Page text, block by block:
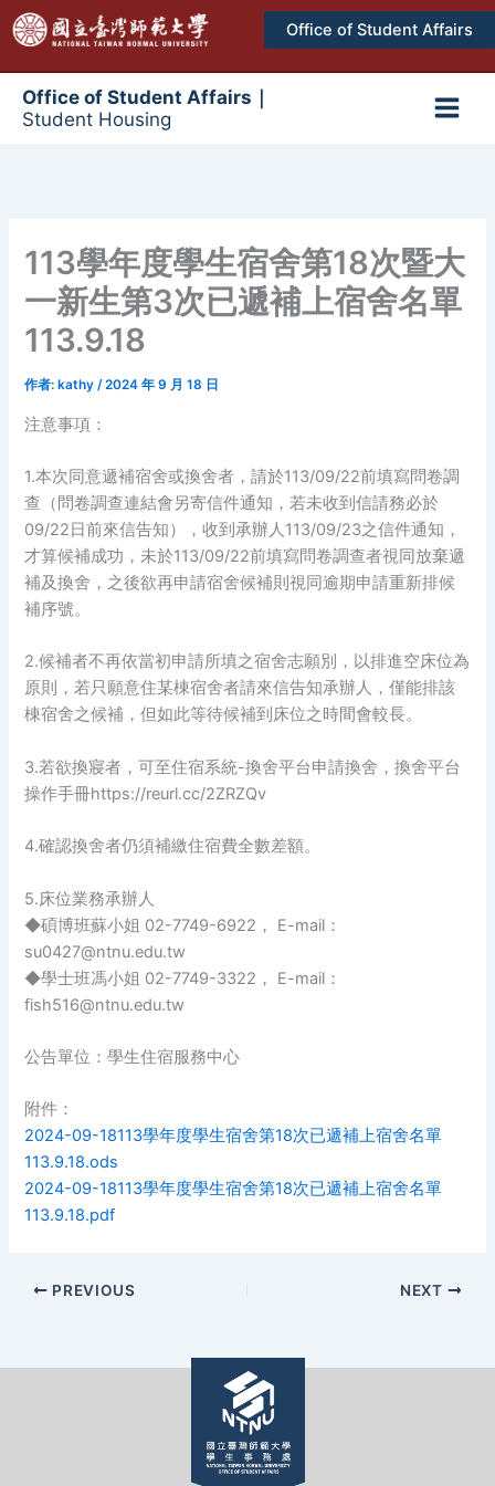
至
Office of Student Affairs
Office of Student Affairs｜
Student Housing
113學年度學生宿舍第18次暨大
一新生第3次已遞補上宿舍名單
113.9.18
作者: kathy/2024 年 9 月 18 日
注意事項：
1.本次同意遞補宿舍或換舍者，請於113/09/22前填寫問卷調
查（問卷調查連結會另寄信件通知，若未收到信請務必於
09/22日前來信告知），收到承辦人113/09/23之信件通知，
才算候補成功，未於113/09/22前填寫問卷調查者視同放棄遞
補及換舍，之後欲再申請宿舍候補則視同逾期申請重新排候
補序號。
2.候補者不再依當初申請所填之宿舍志願別，以排進空床位為
原則，若只願意住某棟宿舍者請來信告知承辦人，僅能排該
棟宿舍之候補，但如此等待候補到床位之時間會較長。
3.若欲換寢者，可至住宿系統-換舍平台申請換舍，換舍平台
操作手冊https://reurl.cc/2ZRZQv
4.確認換舍者仍須補繳住宿費全數差額。
5.床位業務承辦人
◆碩博班蘇小姐 02-7749-6922， E-mail：
su0427@ntnu.edu.tw
◆學士班馮小姐 02-7749-3322， E-mail：
fish516@ntnu.edu.tw
公告單位：學生住宿服務中心
附件：
2024-09-18113學年度學生宿舍第18次已遞補上宿舍名單
113.9.18.ods
2024-09-18113學年度學生宿舍第18次已遞補上宿舍名單
113.9.18.pdf
PREVIOUS NEXT